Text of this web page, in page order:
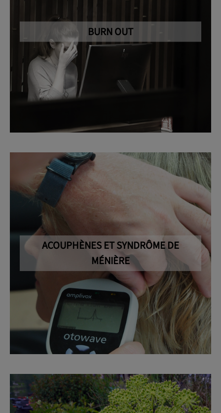
BURN OUT
ACOUPHÈNES ET SYNDRÔME DE
MÉNIÈRE